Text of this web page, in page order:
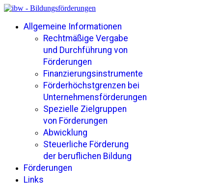
Allgemeine Informationen
Rechtmäßige Vergabe
und Durchführung von
Förderungen
Finanzierungsinstrumente
Förderhöchstgrenzen bei
Unternehmensförderungen
Spezielle Zielgruppen
von Förderungen
Abwicklung
Steuerliche Förderung
der beruflichen Bildung
Förderungen
Links